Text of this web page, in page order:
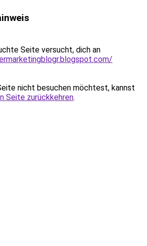
Seite versucht, dich an
nicht besuchen möchtest, kannst
Seite zurückkehren.